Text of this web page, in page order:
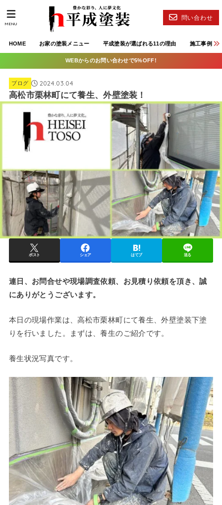
HOME お家の塗装メニュー 平成塗装が選ばれる11の理由 施工事例
問い合わせ
MENU
WEBからのお問い合わせで5%OFF!
ブログ 2024.03.04
高松市栗林町にて養生、外壁塗装！
ポスト シェア はてブ 送る
連日、お問合せや現場調査依頼、お見積り依頼を頂き、誠
にありがとうございます。
本日の現場作業は、高松市栗林町にて養生、外壁塗装下塗
りを行いました。まずは、養生のご紹介です。
養生状況写真です。